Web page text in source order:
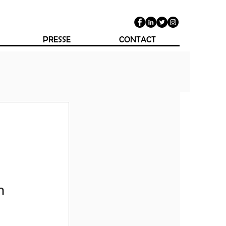
PRESSE CONTACT